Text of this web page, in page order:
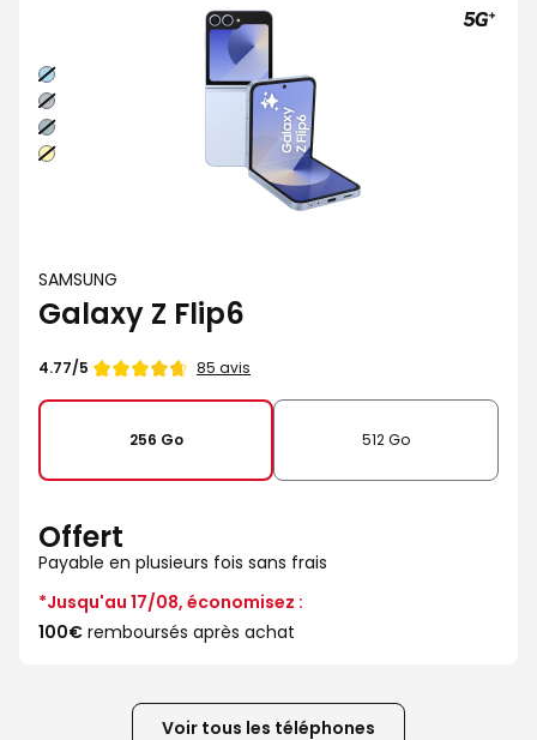
Bleu
Gris
Vert
Jaune
SAMSUNG
Galaxy Z Flip6
Note
4.77/5 85 avis
256 Go 512 Go
Offert
Payable en plusieurs fois sans frais
*Jusqu'au 17/08, économisez :
100€ remboursés après achat
Voir tous les téléphones